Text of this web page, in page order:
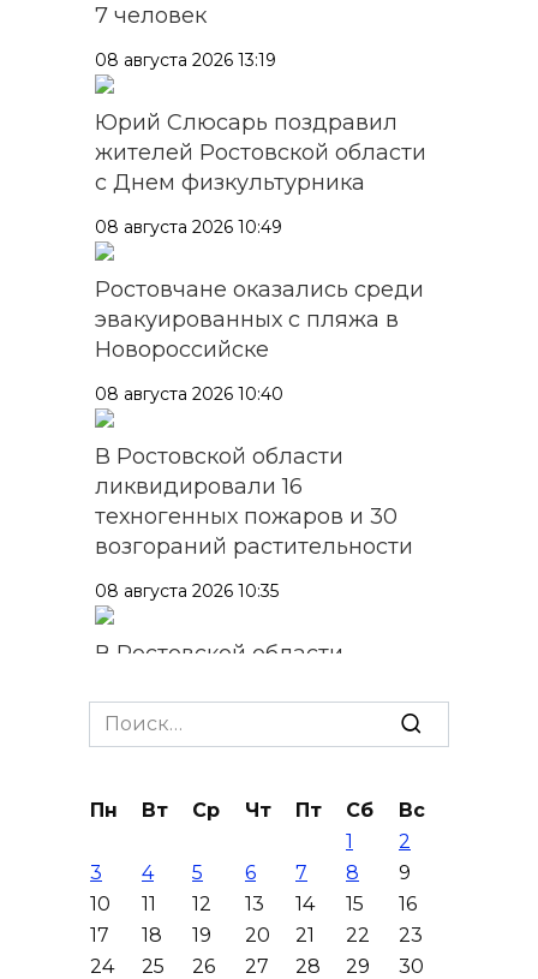
7 человек
08 августа 2026 13:19
Юрий Слюсарь поздравил
жителей Ростовской области
с Днем физкультурника
08 августа 2026 10:49
Ростовчане оказались среди
эвакуированных с пляжа в
Новороссийске
08 августа 2026 10:40
В Ростовской области
ликвидировали 16
техногенных пожаров и 30
возгораний растительности
08 августа 2026 10:35
В Ростовской области
предупреждение из-за
высокого риска пожаров
Утром над акваторией
Азовского моря сбили
вражеские БПЛА
08 августа 2026 09:29
Search
for:
Пн Вт Ср Чт Пт Сб
Вс
1
2
3
4 5 6 7 8
9
10
11 12 13 14 15
16
17
18 19 20 21 22
23
24
25 26 27 28 29
30